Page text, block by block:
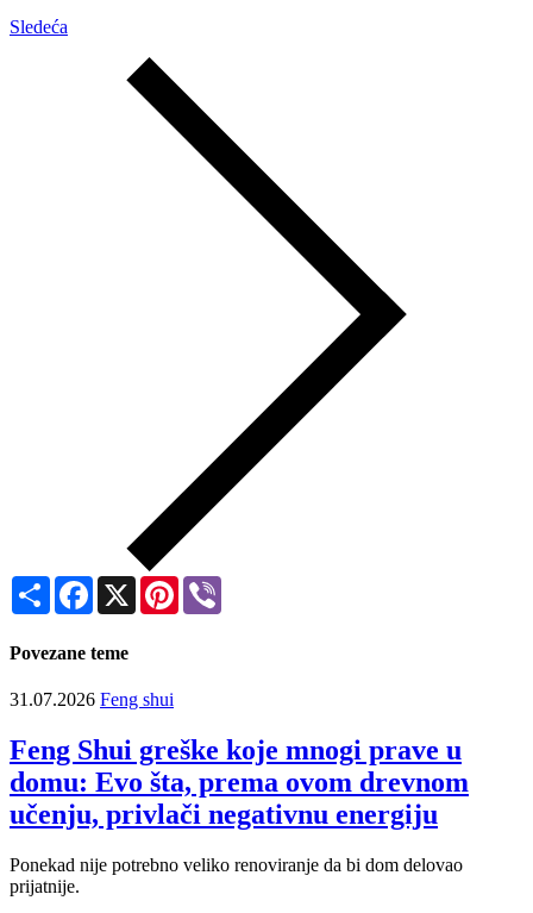
Sledeća
Share Facebook
X Pinterest
Povezane teme
31.07.2026 Feng shui
Feng Shui greške koje mnogi prave u
domu: Evo šta, prema ovom drevnom
učenju, privlači negativnu energiju
Ponekad nije potrebno veliko renoviranje da bi dom delovao
prijatnije.